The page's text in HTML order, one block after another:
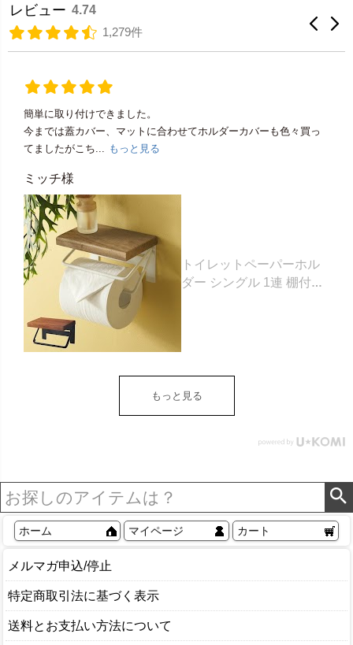
レビュー 4.74
1,279件
簡単に取り付けできました。
今までは蓋カバー、マットに合わせてホルダーカバーも色々買っ
てましたがこち...
もっと見る
ミッチ様
トイレットペーパーホル
ダー シングル 1連 棚付き
ダー 収納 DIY アンティー
ク ヴィンテージ ナチュラ
リア アジアン [84302] ホ
もっと見る
ホーム マイページ カート
メルマガ申込/停止
特定商取引法に基づく表示
送料とお支払い方法について